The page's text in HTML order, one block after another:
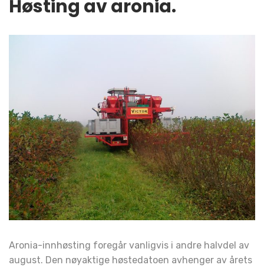
Høsting av aronia.
Aronia-innhøsting foregår vanligvis i andre halvdel av
august. Den nøyaktige høstedatoen avhenger av årets